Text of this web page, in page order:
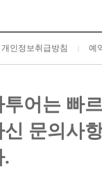
개인정보취급방침 예
투어는 빠
신 문의사
.